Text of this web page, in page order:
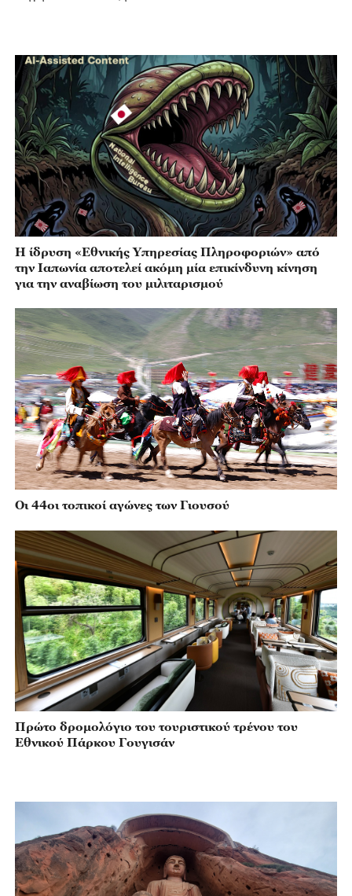
Η ίδρυση «Εθνικής Υπηρεσίας Πληροφοριών» από
την Ιαπωνία αποτελεί ακόμη μία επικίνδυνη κίνηση
για την αναβίωση του μιλιταρισμού
Οι 44οι τοπικοί αγώνες των Γιουσού
Πρώτο δρομολόγιο του τουριστικού τρένου του
Εθνικού Πάρκου Γουγισάν